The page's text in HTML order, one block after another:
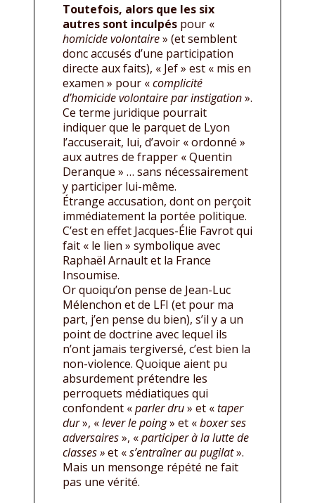
Toutefois, alors que les six
autres sont inculpés pour «
homicide volontaire» (et semblent
donc accusés d’une participation
directe aux faits), « Jef » est « mis en
examen » pour «complicité
d’homicide volontaire par instigation».
Ce terme juridique pourrait
indiquer que le parquet de Lyon
l’accuserait, lui, d’avoir « ordonné »
aux autres de frapper « Quentin
Deranque » … sans nécessairement
y participer lui-même.
Étrange accusation, dont on perçoit
immédiatement la portée politique.
C’est en effet Jacques-Élie Favrot qui
fait « le lien » symbolique avec
Raphaël Arnault et la France
Insoumise.
Or quoiqu’on pense de Jean-Luc
Mélenchon et de LFI (et pour ma
part, j’en pense du bien), s’il y a un
point de doctrine avec lequel ils
n’ont jamais tergiversé, c’est bien la
non-violence. Quoique aient pu
absurdement prétendre les
perroquets médiatiques qui
confondent «parler dru» et «taper
dur», «lever le poing» et «boxer ses
adversaires», «participer à la lutte de
classes »et «s’entraîner au pugilat».
Mais un mensonge répété ne fait
pas une vérité.